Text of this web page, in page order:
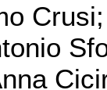
Crusi;